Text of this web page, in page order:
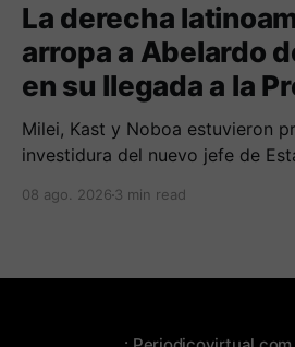
La derecha
arropa a Abelardo
en su llegada a la
Milei, Kast y Noboa estuvieron
investidura del nuevo jefe de
mensajes de acercamiento
08 ago. 2026 3 min read